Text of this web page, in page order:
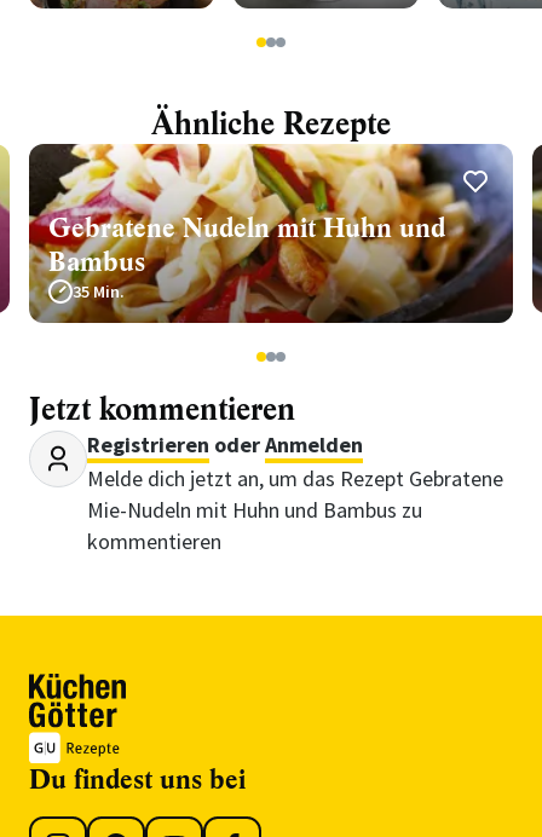
123
Ähnliche Rezepte
Gebratene Nudeln mit Huhn und
Bambus
35 Min.
123
Jetzt kommentieren
Registrieren oderAnmelden
Melde dich jetzt an, um das Rezept Gebratene
Mie-Nudeln mit Huhn und Bambus zu
kommentieren
Du findest uns bei